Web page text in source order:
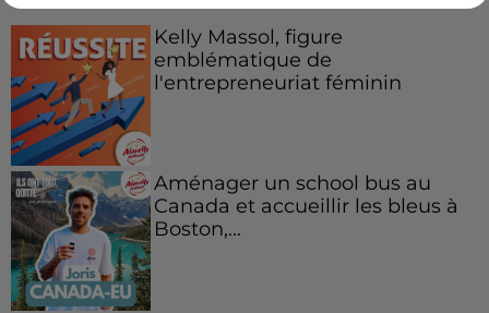
Kelly Massol, figure
emblématique de
l'entrepreneuriat féminin
Aménager un school bus au
Canada et accueillir les bleus à
Boston,...